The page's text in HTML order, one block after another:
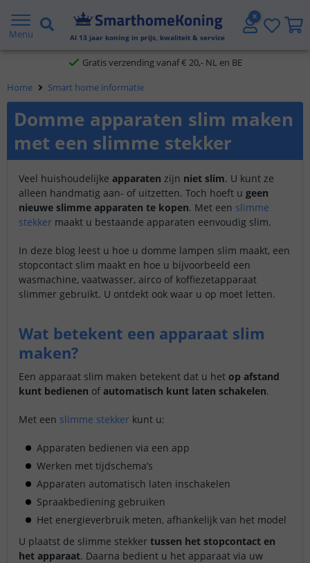
Menu Al 13 jaar koning in prijs, kwaliteit & service
2 jaar garantie
Klantbeoordeling 9.1
Voor 23:45 uur besteld,morgen in huis
Home Smart home informatie
Domme apparaten slim maken
met een slimme stekker
Veel huishoudelijke apparaten zijn niet slim. U kunt ze
alleen handmatig aan- of uitzetten. Toch hoeft u geen
nieuwe slimme apparaten te kopen. Met een slimme
stekker maakt u bestaande apparaten eenvoudig slim.
In deze blog leest u hoe u domme lampen slim maakt, een
stopcontact slim maakt en hoe u bijvoorbeeld een
wasmachine, vaatwasser, airco of koffiezetapparaat
slimmer gebruikt. U ontdekt ook waar u op moet letten.
Wat betekent een apparaat slim
maken?
Een apparaat slim maken betekent dat u het op afstand
kunt bedienen of automatisch kunt laten schakelen.
Met een slimme stekker kunt u:
Apparaten bedienen via een app
Werken met tijdschema’s
Apparaten automatisch laten inschakelen
Spraakbediening gebruiken
Het energieverbruik meten, afhankelijk van het model
U plaatst de slimme stekker tussen het stopcontact en
het apparaat. Daarna bedient u het apparaat via uw